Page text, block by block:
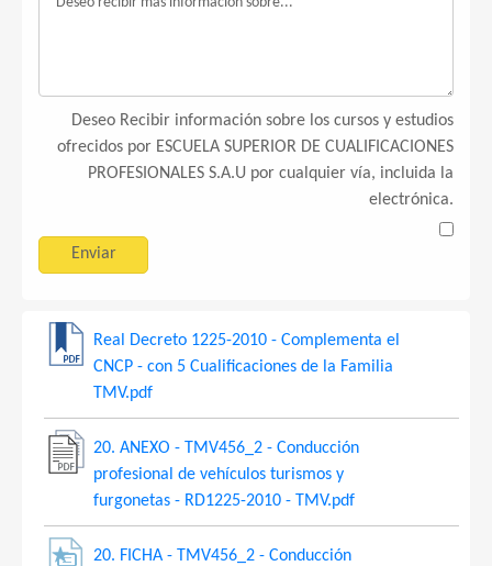
Deseo Recibir información sobre los cursos y estudios
ofrecidos por ESCUELA SUPERIOR DE CUALIFICACIONES
PROFESIONALES S.A.U por cualquier vía, incluida la
electrónica.
Real Decreto 1225-2010 - Complementa el
CNCP - con 5 Cualificaciones de la Familia
TMV.pdf
20. ANEXO - TMV456_2 - Conducción
profesional de vehículos turismos y
furgonetas - RD1225-2010 - TMV.pdf
20. FICHA - TMV456_2 - Conducción